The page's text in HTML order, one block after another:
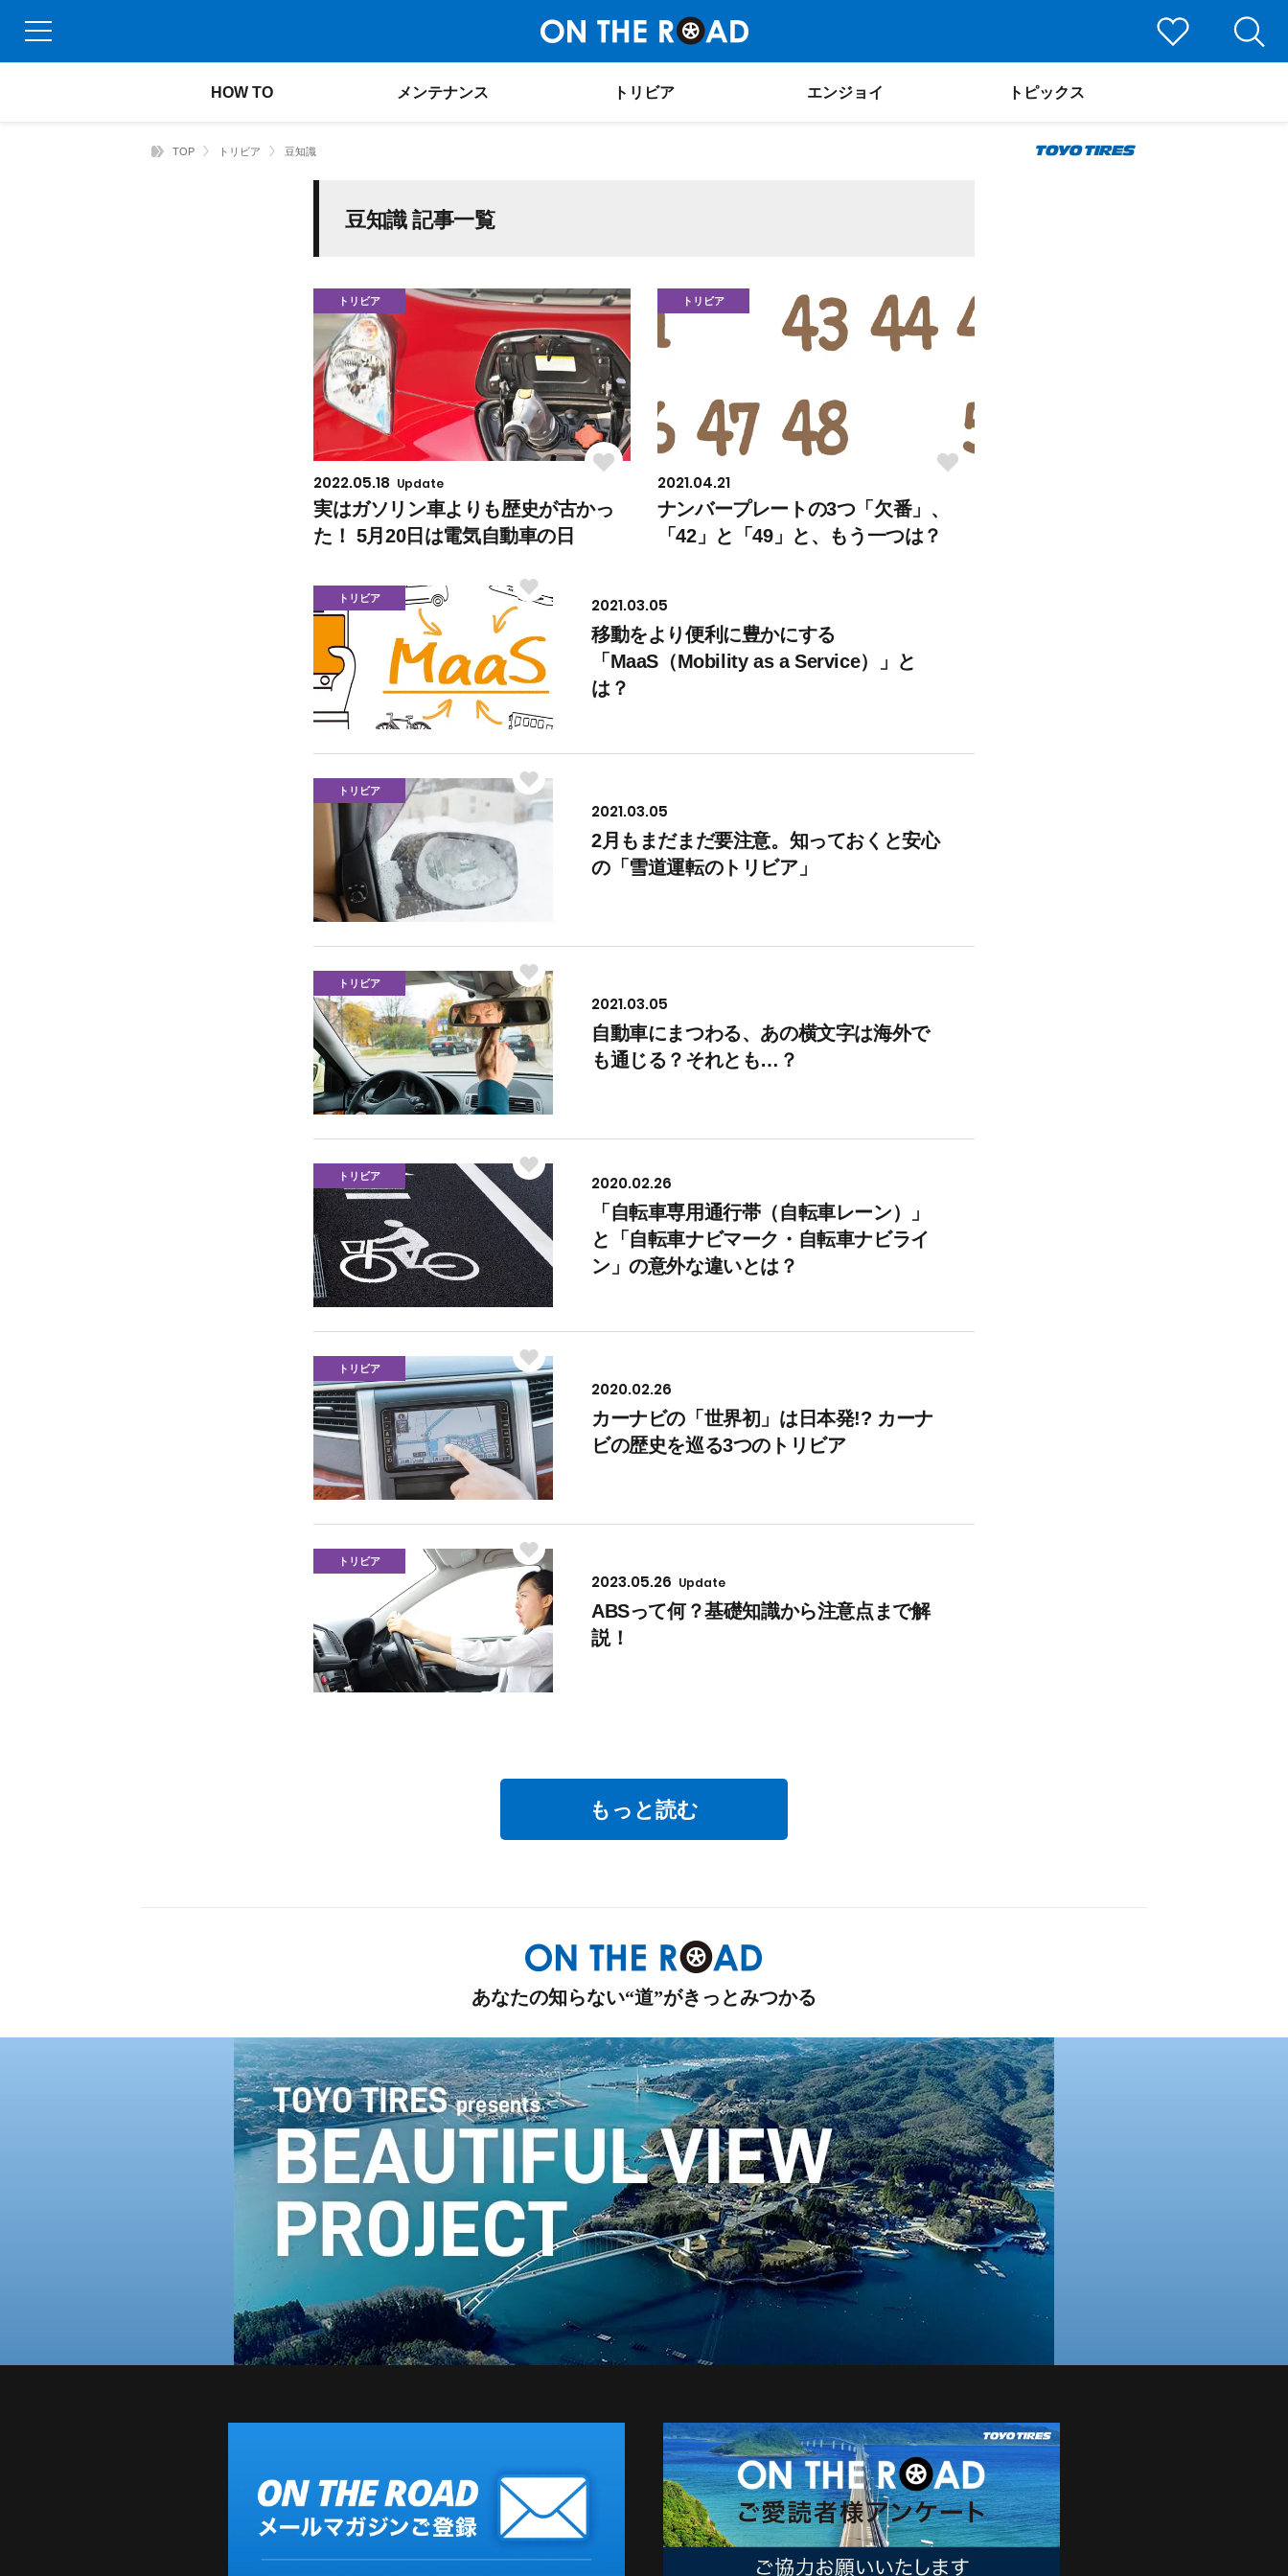
HOW TO メンテナンス トリビア エンジョイ トピックス
TOP トリビア 豆知識
豆知識 記事一覧
2022.05.18 Update
実はガソリン車よりも歴史が古かっ
た！ 5月20日は電気自動車の日
トリビア
2021.04.21
ナンバープレートの3つ「欠番」、
「42」と「49」と、もう一つは？
トリビア
2021.03.05
移動をより便利に豊かにする
「MaaS（Mobility as a Service）」と
は？
トリビア
2021.03.05
2月もまだまだ要注意。知っておくと安心
の「雪道運転のトリビア」
トリビア
2021.03.05
自動車にまつわる、あの横文字は海外で
も通じる？それとも…？
トリビア
2020.02.26
「自転車専用通行帯（自転車レーン）」
と「自転車ナビマーク・自転車ナビライ
ン」の意外な違いとは？
トリビア
2020.02.26
カーナビの「世界初」は日本発!? カーナ
ビの歴史を巡る3つのトリビア
トリビア
2023.05.26 Update
ABSって何？基礎知識から注意点まで解
説！
トリビア
もっと読む
あなたの知らない“道”がきっとみつかる